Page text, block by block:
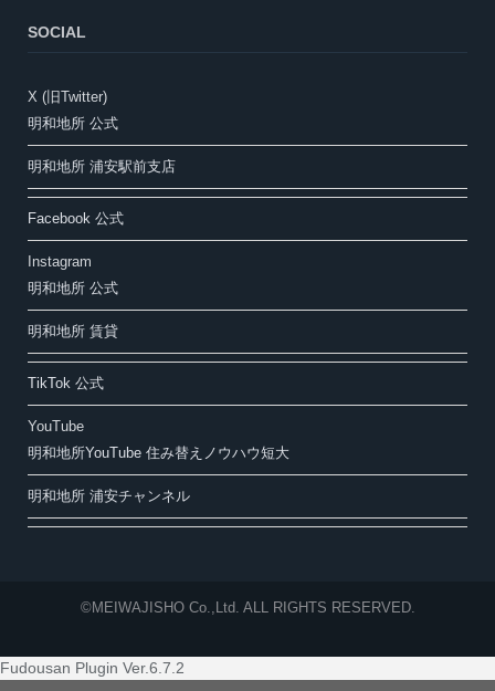
SOCIAL
X (旧Twitter)
明和地所 公式
明和地所 浦安駅前支店
Facebook 公式
Instagram
明和地所 公式
明和地所 賃貸
TikTok 公式
YouTube
明和地所YouTube 住み替えノウハウ短大
明和地所 浦安チャンネル
©MEIWAJISHO Co.,Ltd. ALL RIGHTS RESERVED.
Fudousan Plugin Ver.6.7.2